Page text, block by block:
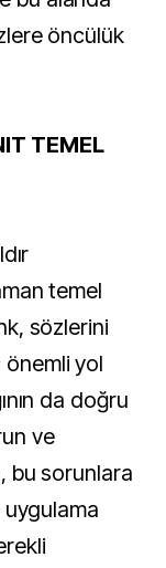
öncülük
TEMEL
temel
sözlerini
önemli yol
da doğru
ve
bu sorunlara